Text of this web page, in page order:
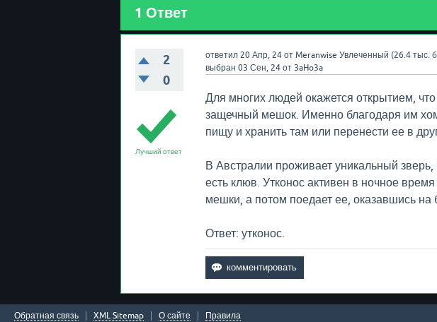
1 Ответ
2
0
ответил 20 Апр, 24 от Meranwise Увлеченный (26.4 тыс.
выбран 03 Сен, 24 от 3aHo3a
Лучший ответ
Для многих людей окажется открытием,
защечный мешок. Именно благодаря им
пищу и хранить там или перенести ее в
В Австралии проживает уникальный
есть клюв. Утконос активен в ночное
мешки, а потом поедает ее, оказавшись на
Ответ: утконос.
Обратная связь XML Sitemap О сайте Правила